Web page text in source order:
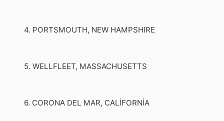
4. PORTSMOUTH, NEW HAMPSHIRE
5. WELLFLEET, MASSACHUSETTS
6. CORONA DEL MAR, CALİFORNİA